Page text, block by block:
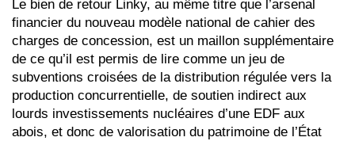
Le bien de retour Linky, au même titre que l’arsenal
financier du nouveau modèle national de cahier des
charges de concession, est un maillon supplémentaire
de ce qu’il est permis de lire comme un jeu de
subventions croisées de la distribution régulée vers la
production concurrentielle, de soutien indirect aux
lourds investissements nucléaires d’une EDF aux
abois, et donc de valorisation du patrimoine de l’État